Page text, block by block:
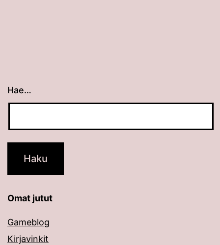
Hae…
Kun tuloksia tulee, voit selata niitä
Omat jutut
Gameblog
Kirjavinkit